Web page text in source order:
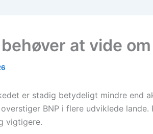
behøver at vide
er stadig betydeligt mindre end
BNP i flere udviklede
vigtigere.